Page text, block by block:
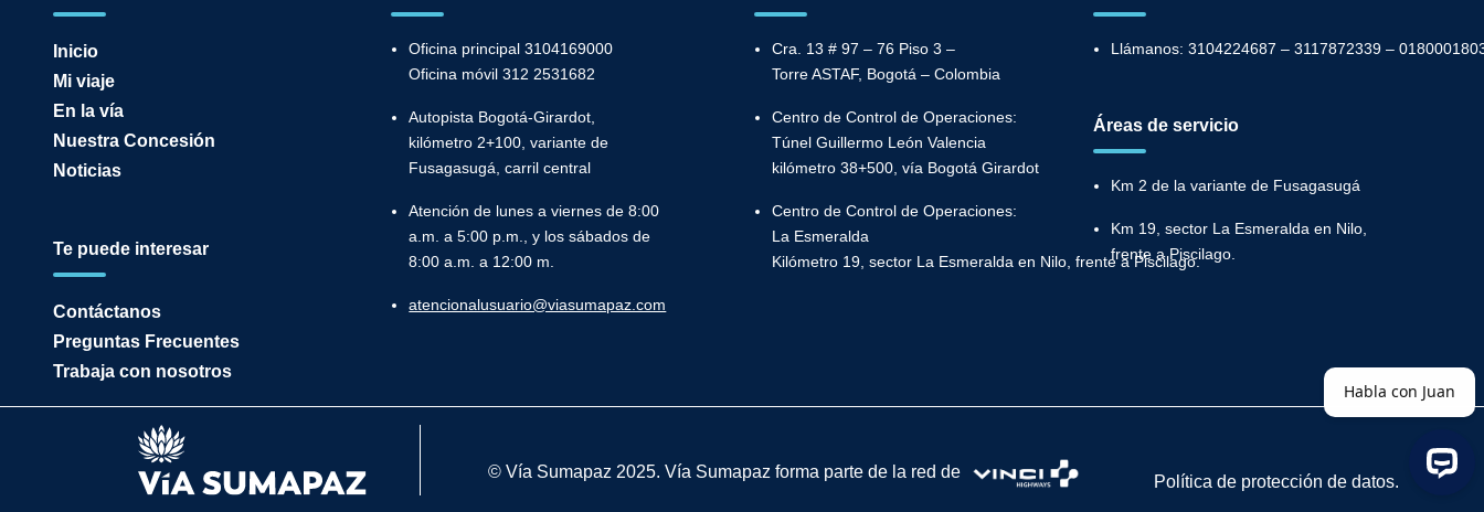
Inicio
Mi viaje
En la vía
Nuestra Concesión
Noticias
Te puede interesar
Contáctanos
Preguntas Frecuentes
Trabaja con nosotros
Oficina principal 3104169000
Oficina móvil 312 2531682
Autopista Bogotá-Girardot,
kilómetro 2+100, variante de
Fusagasugá, carril central
Atención de lunes a viernes de 8:00
a.m. a 5:00 p.m., y los sábados de
8:00 a.m. a 12:00 m.
atencionalusuario@viasumapaz.com
Cra. 13 # 97 – 76 Piso 3 –
Torre ASTAF, Bogotá – Colombia
Centro de Control de Operaciones:
Túnel Guillermo León Valencia
kilómetro 38+500, vía Bogotá Girardot
Centro de Control de Operaciones:
La Esmeralda
Kilómetro 19, sector La Esmeralda en Nilo, frente a Piscilago.
Llámanos: 3104224687 – 3117872339 –
Áreas de servicio
Km 2 de la variante de Fusagasugá
Km 19, sector La Esmeralda en Nilo,
frente a Piscilago.
© Vía Sumapaz 2025. Vía Sumapaz forma parte de la red de
Política de protección de datos.